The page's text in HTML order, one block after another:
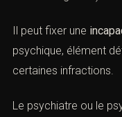
4). dessomatisations
troubles digestifs).
psychique, élément